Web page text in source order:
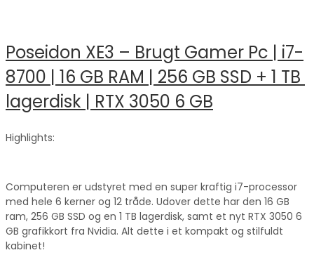
Poseidon XE3 – Brugt Gamer Pc | i7-
8700 | 16 GB RAM | 256 GB SSD + 1 TB
lagerdisk | RTX 3050 6 GB
Highlights:
Computeren er udstyret med en super kraftig i7-processor
med hele 6 kerner og 12 tråde. Udover dette har den 16 GB
ram, 256 GB SSD og en 1 TB lagerdisk, samt et nyt RTX 3050 6
GB grafikkort fra Nvidia. Alt dette i et kompakt og stilfuldt
kabinet!